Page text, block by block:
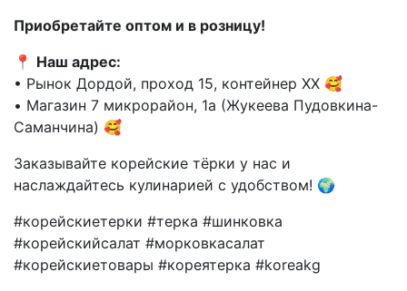
Приобретайте оптом и в розницу!
📍 Наш адрес:
• Рынок Дордой, проход 15, контейнер XX 🥰
• Магазин 7 микрорайон, 1а (Жукеева Пудовкина-
Саманчина) 🥰
Заказывайте корейские тёрки у нас и
наслаждайтесь кулинарией с удобством! 🌍
#корейскиетерки #терка #шинковка
#корейскийсалат #морковкасалат
#корейскиетовары #кореятерка #koreakg